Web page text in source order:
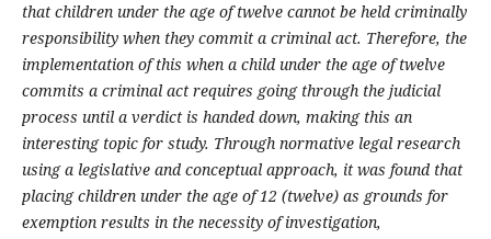
that children under the age of twelve cannot be held criminally
responsibility when they commit a criminal act. Therefore, the
implementation of this when a child under the age of twelve
commits a criminal act requires going through the judicial
process until a verdict is handed down, making this an
interesting topic for study. Through normative legal research
using a legislative and conceptual approach, it was found that
placing children under the age of 12 (twelve) as grounds for
exemption results in the necessity of investigation,